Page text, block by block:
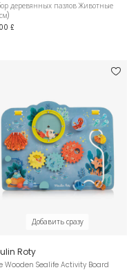
деревянных пазлов Животные
£
Добавить сразу
Roty
Wooden Sealife Activity Board